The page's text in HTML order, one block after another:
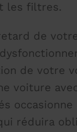
les filtres.
de
de votre
voiture
occasionne
réduira